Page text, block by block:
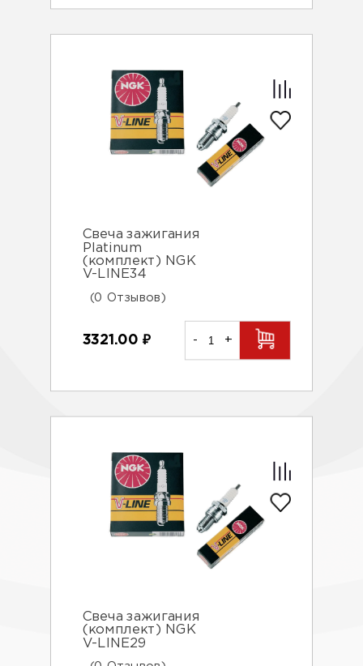
Свеча зажигания
Platinum
(комплект) NGK
V-LINE34
(0 Отзывов)
3321.00 ₽ - +
Свеча зажигания
(комплект) NGK
V-LINE29